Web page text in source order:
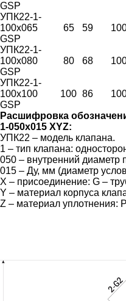
GSP
УПК22-1-
100х065
GSP
65 59
УПК22-1-
100х080
GSP
80 68
УПК22-1-
100х100
GSP
100 86
Расшифровка
1-050х015 XYZ:
УПК22 – модель клапана.
1 – тип клапана:
050 – внутренний диаметр
015 – Ду, мм (диаметр
X – присоединение: G –
Y – материал корпуса
Z – материал уплотнения: